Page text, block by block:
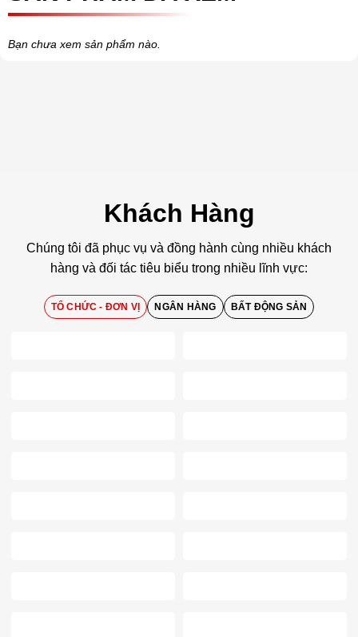
Bạn chưa xem sản phẩm nào.
Khách Hàng
Chúng tôi đã phục vụ và đồng hành cùng nhiều khách
hàng và đối tác tiêu biểu trong nhiều lĩnh vực:
TỔ CHỨC - ĐƠN VỊ NGÂN HÀNG BẤT ĐỘNG SẢN